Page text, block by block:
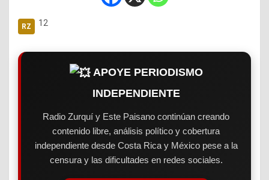
12
APOYE PERIODISMO
INDEPENDIENTE
Radio Zurquí y Este Paisano continúan creando
contenido libre, análisis político y cobertura
independiente desde Costa Rica y México pese a la
censura y las dificultades en redes sociales.